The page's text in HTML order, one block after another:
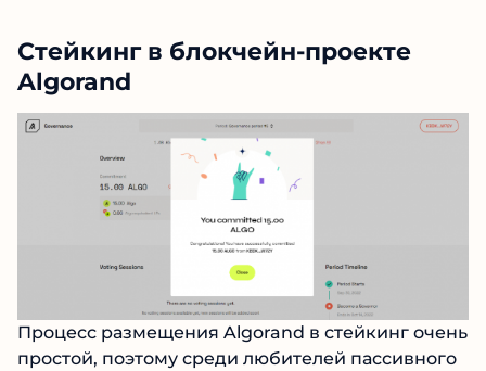
Стейкинг в блокчейн-проекте
Algorand
Процесс размещения Algorand в стейкинг очень
простой, поэтому среди любителей пассивного